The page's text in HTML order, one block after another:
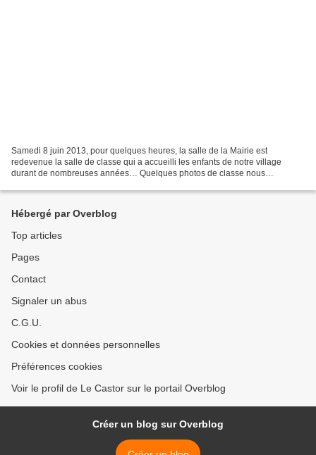
Samedi 8 juin 2013, pour quelques heures, la salle de la Mairie est
redevenue la salle de classe qui a accueilli les enfants de notre village
durant de nombreuses années… Quelques photos de classe nous
Hébergé par Overblog
Top articles
Pages
Contact
Signaler un abus
C.G.U.
Cookies et données personnelles
Préférences cookies
Voir le profil de Le Castor sur le portail Overblog
Créer un blog sur Overblog